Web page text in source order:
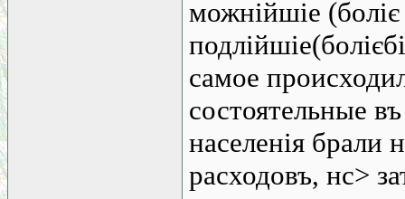
можнійшіе
самое
состоятельные
населенія брали
расходовъ, нс>